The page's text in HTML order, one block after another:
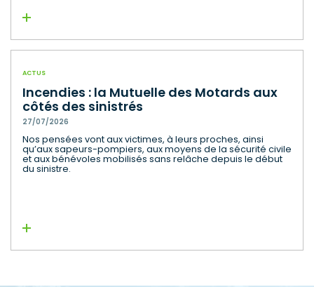
Lire la suite
ACTUS
Incendies : la Mutuelle des Motards aux
côtés des sinistrés
27/07/2026
Nos pensées vont aux victimes, à leurs proches, ainsi
qu’aux sapeurs-pompiers, aux moyens de la sécurité civile
et aux bénévoles mobilisés sans relâche depuis le début
du sinistre.
Lire la suite